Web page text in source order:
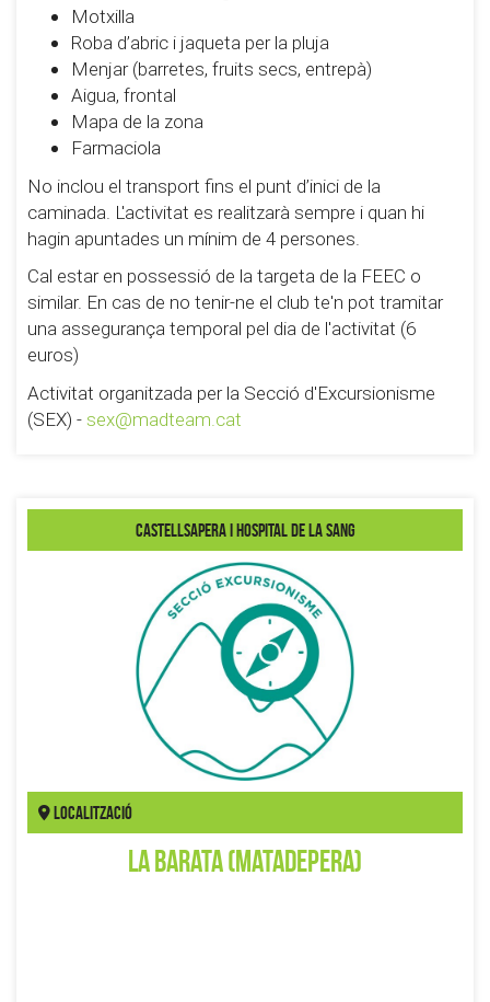
Motxilla
Roba d’abric i jaqueta per la pluja
Menjar (barretes, fruits secs, entrepà)
Aigua, frontal
Mapa de la zona
Farmaciola
No inclou el transport fins el punt d’inici de la
caminada. L'activitat es realitzarà sempre i quan hi
hagin apuntades un mínim de 4 persones.
Cal estar en possessió de la targeta de la FEEC o
similar. En cas de no tenir-ne el club te'n pot tramitar
una assegurança temporal pel dia de l'activitat (6
euros)
Activitat organitzada per la Secció d'Excursionisme
(SEX) -sex@madteam.cat
Castellsapera i Hospital de la Sang
Localització
La Barata (Matadepera)